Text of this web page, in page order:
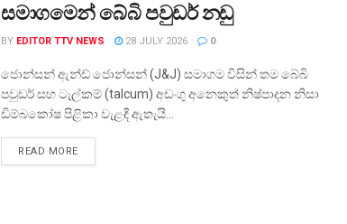
සමාගමෙන් බේබි පවුඩර් නඩු
BY EDITOR TTV NEWS 28 JULY 2026 0
ජොන්සන් ඇන්ඩ් ජොන්සන් (J&J) සමාගම විසින් තම බේබි
පවුඩර් සහ ටැල්කම් (talcum) අඩංගු අනෙකුත් නිෂ්පාදන නිසා
ඩිම්බකෝෂ පිළිකා වැළඳී ඇතැයි...
READ MORE